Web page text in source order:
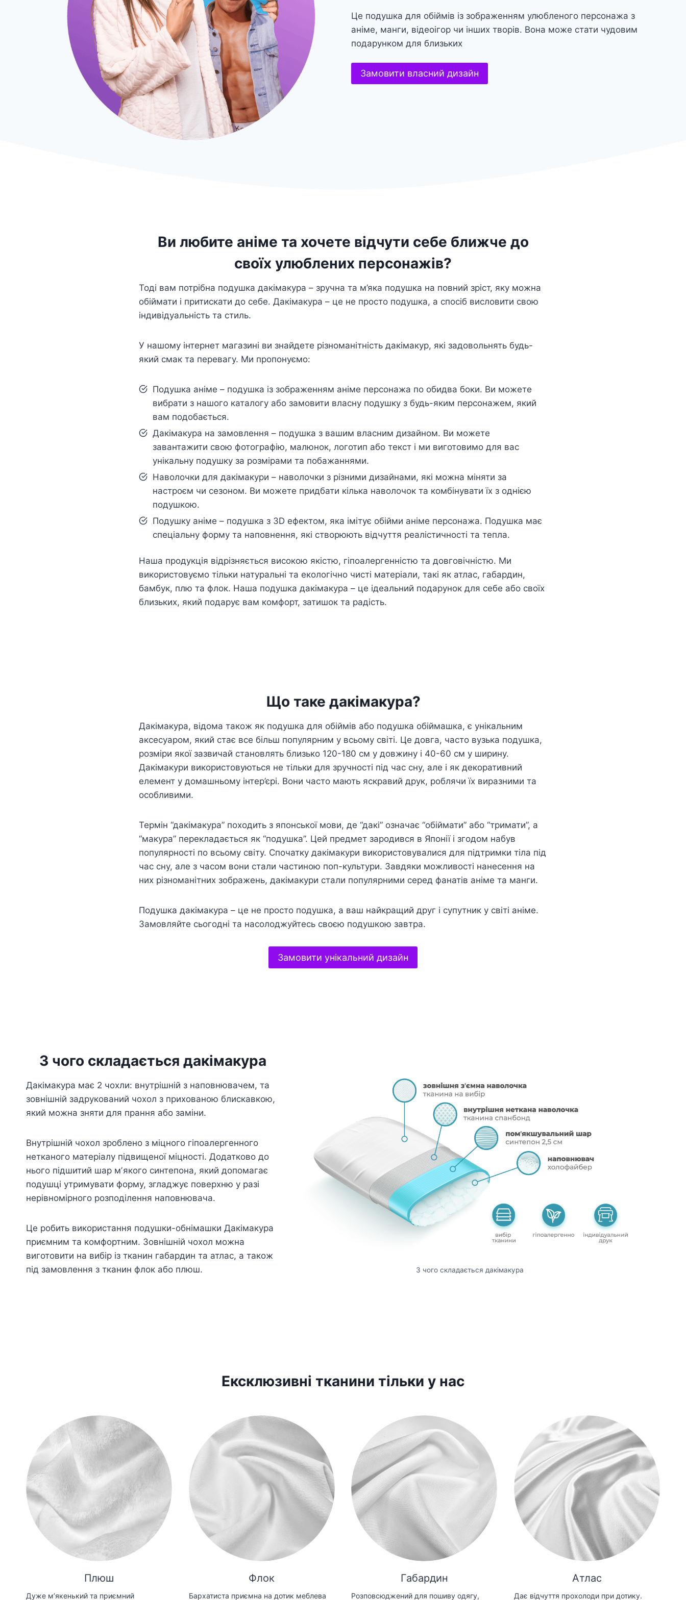
Це подушка для обіймів із зображенням улюбленого персонажа з
аніме, манги, відеоігор чи інших творів. Вона може стати чудовим
подарунком для близьких
Замовити власний дизайн
Ви любите аніме та хочете відчути себе ближче до
своїх улюблених персонажів?
Тоді вам потрібна подушка дакімакура – зручна та м’яка подушка на повний зріст, яку можна
обіймати і притискати до себе. Дакімакура – це не просто подушка, а спосіб висловити свою
індивідуальність та стиль.
У нашому інтернет магазині ви знайдете різноманітність дакімакур, які задовольнять будь-
який смак та перевагу. Ми пропонуємо:
Подушка аніме – подушка із зображенням аніме персонажа по обидва боки. Ви можете
вибрати з нашого каталогу або замовити власну подушку з будь-яким персонажем, який
вам подобається.
Дакімакура на замовлення – подушка з вашим власним дизайном. Ви можете
завантажити свою фотографію, малюнок, логотип або текст і ми виготовимо для вас
унікальну подушку за розмірами та побажаннями.
Наволочки для дакімакури – наволочки з різними дизайнами, які можна міняти за
настроєм чи сезоном. Ви можете придбати кілька наволочок та комбінувати їх з однією
подушкою.
Подушку аніме – подушка з 3D ефектом, яка імітує обійми аніме персонажа. Подушка має
спеціальну форму та наповнення, які створюють відчуття реалістичності та тепла.
Наша продукція відрізняється високою якістю, гіпоалергенністю та довговічністю. Ми
використовуємо тільки натуральні та екологічно чисті матеріали, такі як атлас, габардин,
бамбук, плю та флок. Наша подушка дакімакура – це ідеальний подарунок для себе або своїх
близьких, який подарує вам комфорт, затишок та радість.
Що таке дакімакура?
Дакімакура, відома також як подушка для обіймів або подушка обіймашка, є унікальним
аксесуаром, який стає все більш популярним у всьому світі. Це довга, часто вузька подушка,
розміри якої зазвичай становлять близько 120-180 см у довжину і 40-60 см у ширину.
Дакімакури використовуються не тільки для зручності під час сну, але і як декоративний
елемент у домашньому інтер’єрі. Вони часто мають яскравий друк, роблячи їх виразними та
особливими.
Термін “дакімакура” походить з японської мови, де “дакі” означає “обіймати” або “тримати”, а
“макура” перекладається як “подушка”. Цей предмет зародився в Японії і згодом набув
популярності по всьому світу. Спочатку дакімакури використовувалися для підтримки тіла під
час сну, але з часом вони стали частиною поп-культури. Завдяки можливості нанесення на
них різноманітних зображень, дакімакури стали популярними серед фанатів аніме та манги.
Подушка дакімакура – це не просто подушка, а ваш найкращий друг і супутник у світі аніме.
Замовляйте сьогодні та насолоджуйтесь своєю подушкою завтра.
Замовити унікальний дизайн
З чого складається дакімакура
Дакімакура має 2 чохли: внутрішній з наповнювачем, та
зовнішній задрукований чохол з прихованою блискавкою,
який можна зняти для прання або заміни.
Внутрішній чохол зроблено з міцного гіпоалергенного
нетканого матеріалу підвищеної міцності. Додатково до
нього підшитий шар мʼякого синтепона, який допомагає
подушці утримувати форму, згладжує поверхню у разі
нерівномірного розподілення наповнювача.
Це робить використання подушки-обнімашки Дакімакура
приємним та комфортним. Зовнішній чохол можна
виготовити на вибір із тканин габардин та атлас, а також
під замовлення з тканин флок або плюш.
З чого складається дакімакура
Ексклюзивні тканини тільки у нас
Плюш
Дуже мʼякенький та приємний
Флок
Бархатиста приємна на дотик меблева
Габардин
Розповсюджений для пошиву одягу,
Атлас
Дає відчуття прохолоди при дотику.